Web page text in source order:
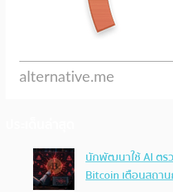
นักพัฒนาใช้ AI ตร
Bitcoin เตือนสถา